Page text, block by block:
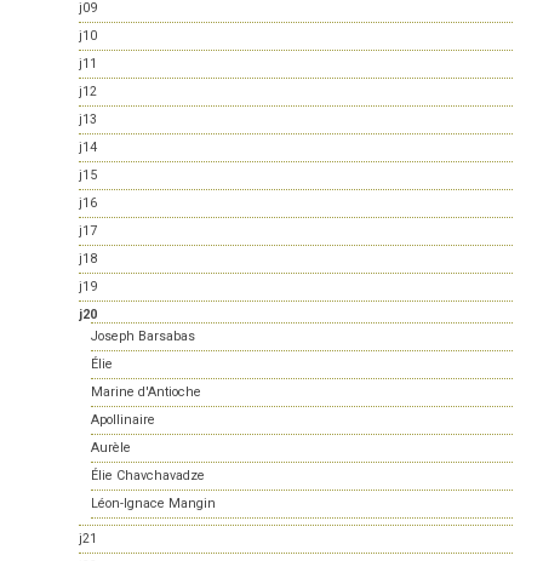
j09
j10
j11
j12
j13
j14
j15
j16
j17
j18
j19
j20
Joseph Barsabas
Élie
Marine d'Antioche
Apollinaire
Aurèle
Élie Chavchavadze
Léon-Ignace Mangin
j21